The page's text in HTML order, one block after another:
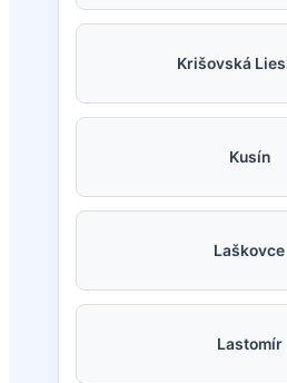
Krišovská
Kusín
Laškovce
Lastomír